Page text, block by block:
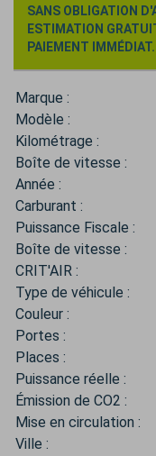
SANS OBLIGATION
ESTIMATION
PAIEMENT IMMÉDIAT.
Marque :
Modèle :
Kilométrage :
Boîte de vitesse :
Année :
Carburant :
Puissance Fiscale :
Boîte de vitesse :
CRIT'AIR :
Type de véhicule :
Couleur :
Portes :
Places :
Puissance réelle :
Émission de CO2 :
Mise en circulation :
Ville :